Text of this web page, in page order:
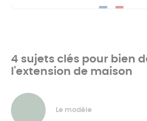
4 sujets clés pour bien
l'extension de maison
Le modèle